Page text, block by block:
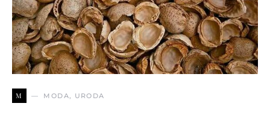
M MODA, URODA